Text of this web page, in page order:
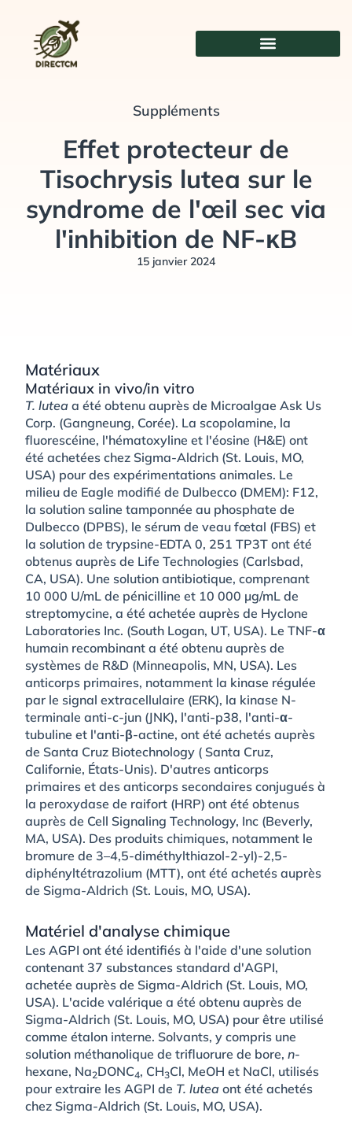
contenu
Suppléments
Effet protecteur de
Tisochrysis lutea sur le
syndrome de l'œil sec via
l'inhibition de NF-κB
15 janvier 2024
Matériaux
Matériaux in vivo/in vitro
T. lutea a été obtenu auprès de Microalgae Ask Us
Corp. (Gangneung, Corée). La scopolamine, la
fluorescéine, l'hématoxyline et l'éosine (H&E) ont
été achetées chez Sigma-Aldrich (St. Louis, MO,
USA) pour des expérimentations animales. Le
milieu de Eagle modifié de Dulbecco (DMEM): F12,
la solution saline tamponnée au phosphate de
Dulbecco (DPBS), le sérum de veau fœtal (FBS) et
la solution de trypsine-EDTA 0, 251 TP3T ont été
obtenus auprès de Life Technologies (Carlsbad,
CA, USA). Une solution antibiotique, comprenant
10 000 U/mL de pénicilline et 10 000 µg/mL de
streptomycine, a été achetée auprès de Hyclone
Laboratories Inc. (South Logan, UT, USA). Le TNF-α
humain recombinant a été obtenu auprès de
systèmes de R&D (Minneapolis, MN, USA). Les
anticorps primaires, notamment la kinase régulée
par le signal extracellulaire (ERK), la kinase N-
terminale anti-c-jun (JNK), l'anti-p38, l'anti-α-
tubuline et l'anti-β-actine, ont été achetés auprès
de Santa Cruz Biotechnology ( Santa Cruz,
Californie, États-Unis). D'autres anticorps
primaires et des anticorps secondaires conjugués à
la peroxydase de raifort (HRP) ont été obtenus
auprès de Cell Signaling Technology, Inc (Beverly,
MA, USA). Des produits chimiques, notamment le
bromure de 3–4,5-diméthylthiazol-2-yl)-2,5-
diphényltétrazolium (MTT), ont été achetés auprès
de Sigma-Aldrich (St. Louis, MO, USA).
Matériel d'analyse chimique
Les AGPI ont été identifiés à l'aide d'une solution
contenant 37 substances standard d'AGPI,
achetée auprès de Sigma-Aldrich (St. Louis, MO,
USA). L'acide valérique a été obtenu auprès de
Sigma-Aldrich (St. Louis, MO, USA) pour être utilisé
comme étalon interne. Solvants, y compris une
solution méthanolique de trifluorure de bore,n-
hexane, Na2DONC4, CH3Cl, MeOH et NaCl, utilisés
pour extraire les AGPI de T. lutea ont été achetés
chez Sigma-Aldrich (St. Louis, MO, USA).